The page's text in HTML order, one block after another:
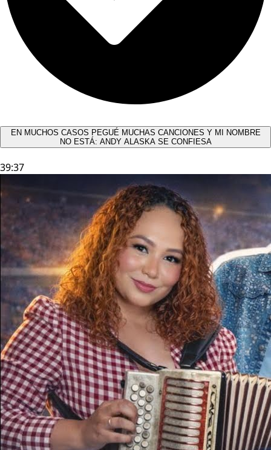
EN MUCHOS CASOS PEGUÉ MUCHAS CANCIONES Y MI NOMBRE
NO ESTÁ: ANDY ALASKA SE CONFIESA​
39:37